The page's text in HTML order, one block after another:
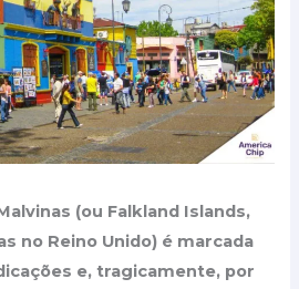
(ou Falkland Islands,
no Reino Unido) é marcada
e, tragicamente, por